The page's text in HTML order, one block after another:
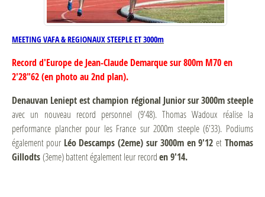
MEETING VAFA & REGIONAUX STEEPLE ET 3000m
Record d'Europe de Jean-Claude Demarque sur 800m M70 en
2'28"62 (en photo au 2nd plan).
Denauvan Leniept est champion régional Junior sur 3000m steeple
avec un nouveau record personnel (9'48). Thomas Wadoux réalise la
performance plancher pour les France sur 2000m steeple (6'33). Podiums
également pourLéo Descamps (2eme) sur 3000m en 9'12 etThomas
Gillodts(3eme) battent également leur recorden 9'14.